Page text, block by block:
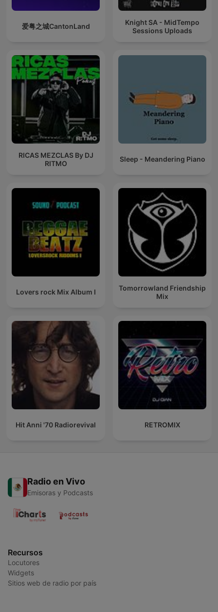
爱粤之城CantonLand
Knight SA - MidTempo
Sessions Uploads
RICAS MEZCLAS By DJ
RITMO
Sleep - Meandering Piano
Lovers rock Mix Album I
Tomorrowland Friendship
Mix
Hit Anni '70 Radiorevival RETROMIX
Radio en Vivo
Emisoras y Podcasts
Recursos
Locutores
Widgets
Sitios web de radio por país